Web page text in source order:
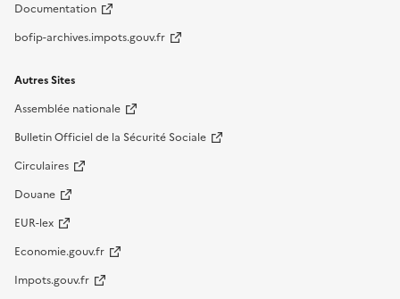
Documentation
bofip-archives.impots.gouv.fr
Autres Sites
Assemblée nationale
Bulletin Officiel de la Sécurité Sociale
Circulaires
Douane
EUR-lex
Economie.gouv.fr
Impots.gouv.fr